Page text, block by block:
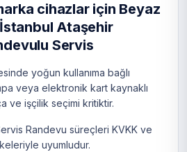
cihazlar için Beyaz
Ataşehir
Servis
yoğun kullanıma bağlı
veya elektronik kart kaynaklı
ve işçilik seçimi kritiktir.
Randevu süreçleri KVKK ve
uyumludur.